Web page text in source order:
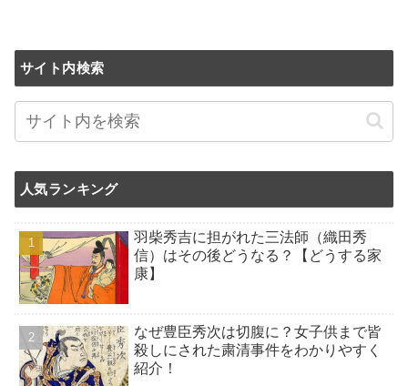
サイト内検索
人気ランキング
羽柴秀吉に担がれた三法師（織田秀
信）はその後どうなる？【どうする家
康】
なぜ豊臣秀次は切腹に？女子供まで皆
殺しにされた粛清事件をわかりやすく
紹介！